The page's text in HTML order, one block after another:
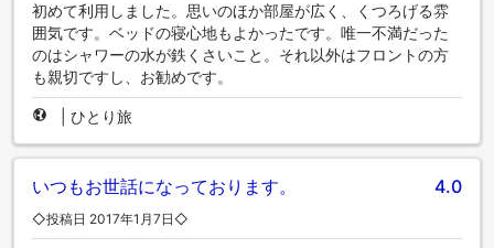
初めて利用しました。思いのほか部屋が広く、くつろげる雰
囲気です。ベッドの寝心地もよかったです。唯一不満だった
のはシャワーの水が鉄くさいこと。それ以外はフロントの方
も親切ですし、お勧めです。
ひとり旅
いつもお世話になっております。 4.0
◇投稿日 2017年1月7日◇